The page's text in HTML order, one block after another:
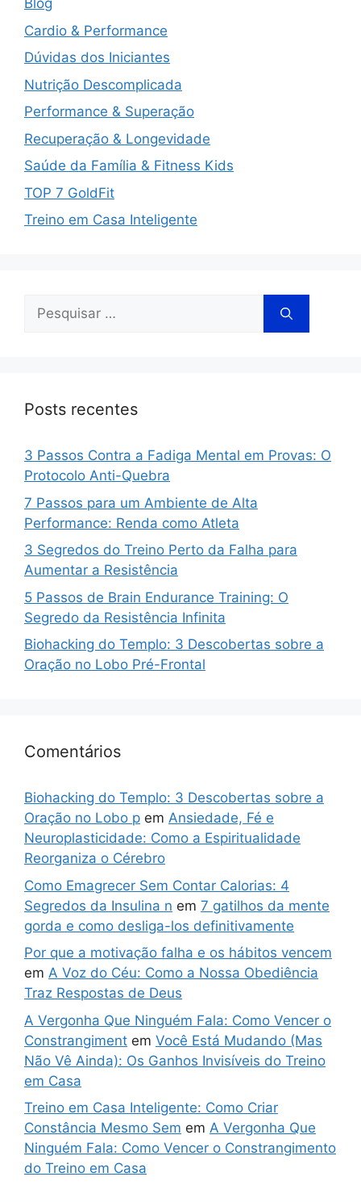
Blog
Cardio & Performance
Dúvidas dos Iniciantes
Nutrição Descomplicada
Performance & Superação
Recuperação & Longevidade
Saúde da Família & Fitness Kids
TOP 7 GoldFit
Treino em Casa Inteligente
Posts recentes
3 Passos Contra a Fadiga Mental em Provas: O
Protocolo Anti-Quebra
7 Passos para um Ambiente de Alta
Performance: Renda como Atleta
3 Segredos do Treino Perto da Falha para
Aumentar a Resistência
5 Passos de Brain Endurance Training: O
Segredo da Resistência Infinita
Biohacking do Templo: 3 Descobertas sobre a
Oração no Lobo Pré-Frontal
Comentários
Biohacking do Templo: 3 Descobertas sobre a
Oração no Lobo p em Ansiedade, Fé e
Neuroplasticidade: Como a Espiritualidade
Reorganiza o Cérebro
Como Emagrecer Sem Contar Calorias: 4
Segredos da Insulina n em 7 gatilhos da mente
gorda e como desliga-los definitivamente
Por que a motivação falha e os hábitos vencem
em A Voz do Céu: Como a Nossa Obediência
Traz Respostas de Deus
A Vergonha Que Ninguém Fala: Como Vencer o
Constrangiment em Você Está Mudando (Mas
Não Vê Ainda): Os Ganhos Invisíveis do Treino
em Casa
Treino em Casa Inteligente: Como Criar
Constância Mesmo Sem em A Vergonha Que
Ninguém Fala: Como Vencer o Constrangimento
do Treino em Casa